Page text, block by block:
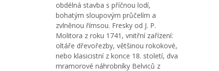
obdélná stavba s příčnou lodí,
bohatým sloupovým průčelím a
zvlněnou římsou. Fresky od J. P.
Molitora z roku 1741, vnitřní zařízení:
oltáře dřevořezby, většinou rokokové,
nebo klasicistní z konce 18. století, dva
mramorové náhrobníky Belviců z